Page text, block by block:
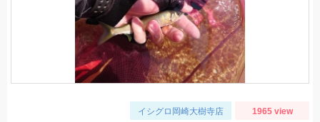
イシグロ岡崎大樹寺店 1965 view